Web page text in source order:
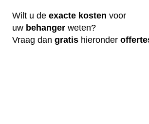
Wilt u de exacte kosten voor
uw behanger weten?
Vraag dan gratis hieronder